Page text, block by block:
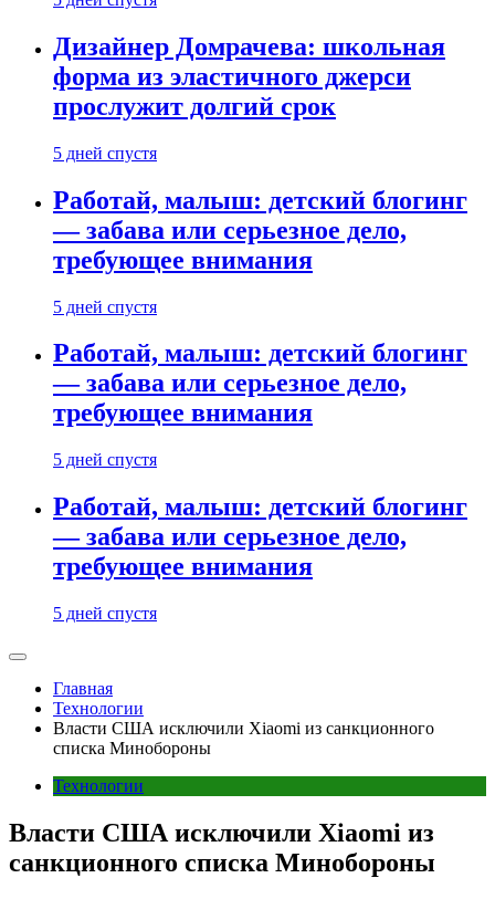
Дизайнер Домрачева: школьная
форма из эластичного джерси
прослужит долгий срок
5 дней спустя
Работай, малыш: детский блогинг
— забава или серьезное дело,
требующее внимания
5 дней спустя
Работай, малыш: детский блогинг
— забава или серьезное дело,
требующее внимания
5 дней спустя
Работай, малыш: детский блогинг
— забава или серьезное дело,
требующее внимания
5 дней спустя
Главная
Технологии
Власти США исключили Xiaomi из санкционного
списка Минобороны
Технологии
Власти США исключили Xiaomi из
санкционного списка Минобороны